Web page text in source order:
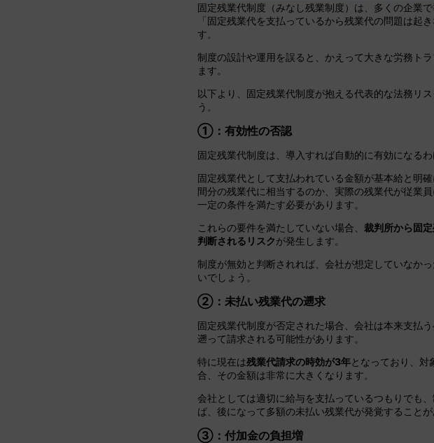
固定残業代制度（みなし残業制度）は、多くの企業で
「固定残業代を支払っているから残業代の問題は起
す。
制度の設計や運用を誤ると、かえって大きな労務ト
ます。
以下より、固定残業代制度が抱える代表的な法務リ
う。
①：有効性の否認
固定残業代制度は、導入すれば自動的に有効になるわ
固定残業代として支払われている金額が基本給と明
間分の残業代に相当するのか、実際の残業代が従業員
一定の条件を満たす必要があります。
これらの要件を満たしていない場合、 裁判所から固
判断されるリスクが発生します。
制度が無効と判断されれば、会社が想定していなか
いでしょう。
②：未払い残業代の遡求
固定残業代制度が否定された場合、会社は本来支払
遡って請求される可能性があります。
特に現在は残業代請求の時効が3年となっており、対
合、その金額は非常に大きくなります。
会社としては適切に給与を支払っているつもりでも
ば、後になって多額の未払い残業代が発覚することが
③：付加金の負担増